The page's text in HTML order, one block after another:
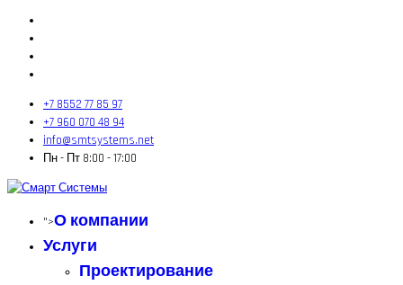
+7 8552 77 85 97
+7 960 070 48 94
info@smtsystems.net
Пн - Пт 8:00 - 17:00
">О компании
Услуги
Проектирование